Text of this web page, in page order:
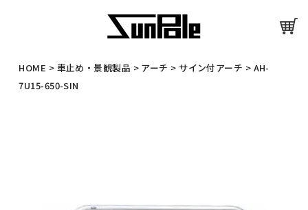
HOME > 車止め・景観製品 > アーチ > サイン付アーチ > AH-
7U15-650-SIN